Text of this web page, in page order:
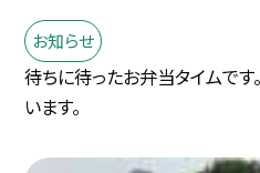
お知らせ
待ちに待ったお弁当タイムで
います。